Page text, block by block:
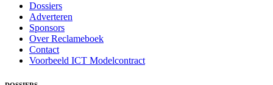
Dossiers
Adverteren
Sponsors
Over Reclameboek
Contact
Voorbeeld ICT Modelcontract